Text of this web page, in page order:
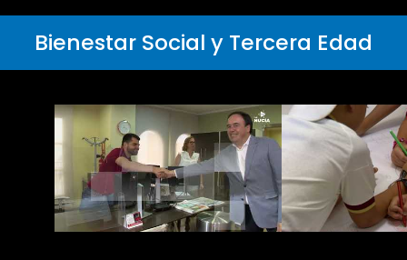
Bienestar Social y Tercera Edad